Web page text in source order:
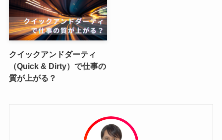
クイックアンドダーティ
（Quick & Dirty）で仕事の
質が上がる？